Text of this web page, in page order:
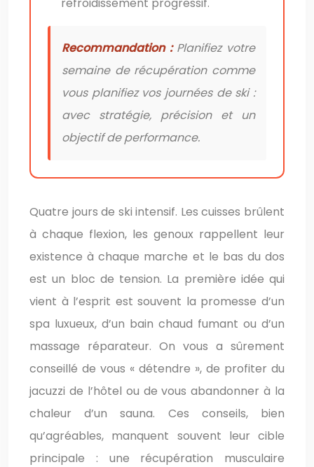
Recommandation :Planifiez votre
semaine de récupération comme
vous planifiez vos journées de ski :
avec stratégie, précision et un
objectif de performance.
Quatre jours de ski intensif. Les cuisses brûlent
à chaque flexion, les genoux rappellent leur
existence à chaque marche et le bas du dos
est un bloc de tension. La première idée qui
vient à l’esprit est souvent la promesse d’un
spa luxueux, d’un bain chaud fumant ou d’un
massage réparateur. On vous a sûrement
conseillé de vous « détendre », de profiter du
jacuzzi de l’hôtel ou de vous abandonner à la
chaleur d’un sauna. Ces conseils, bien
qu’agréables, manquent souvent leur cible
principale : une récupération musculaire